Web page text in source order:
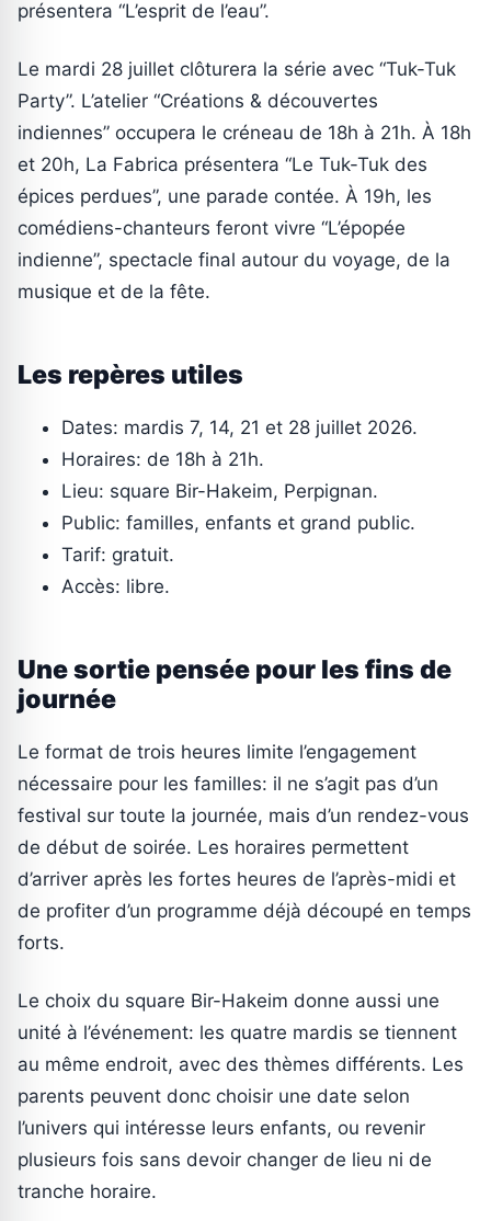
présentera “L’esprit de l’eau”.
Le mardi 28 juillet clôturera la série avec “Tuk-Tuk
Party”. L’atelier “Créations & découvertes
indiennes” occupera le créneau de 18h à 21h. À 18h
et 20h, La Fabrica présentera “Le Tuk-Tuk des
épices perdues”, une parade contée. À 19h, les
comédiens-chanteurs feront vivre “L’épopée
indienne”, spectacle final autour du voyage, de la
musique et de la fête.
Les repères utiles
Dates: mardis 7, 14, 21 et 28 juillet 2026.
Horaires: de 18h à 21h.
Lieu: square Bir-Hakeim, Perpignan.
Public: familles, enfants et grand public.
Tarif: gratuit.
Accès: libre.
Une sortie pensée pour les fins de
journée
Le format de trois heures limite l’engagement
nécessaire pour les familles: il ne s’agit pas d’un
festival sur toute la journée, mais d’un rendez-vous
de début de soirée. Les horaires permettent
d’arriver après les fortes heures de l’après-midi et
de profiter d’un programme déjà découpé en temps
forts.
Le choix du square Bir-Hakeim donne aussi une
unité à l’événement: les quatre mardis se tiennent
au même endroit, avec des thèmes différents. Les
parents peuvent donc choisir une date selon
l’univers qui intéresse leurs enfants, ou revenir
plusieurs fois sans devoir changer de lieu ni de
tranche horaire.